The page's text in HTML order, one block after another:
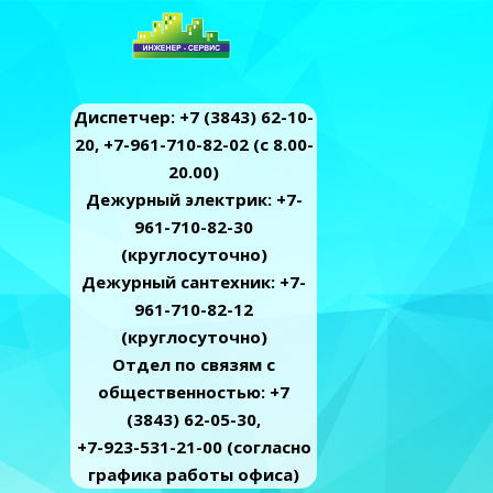
Диспетчер: +7 (3843) 62-10-
20, +7-961-710-82-02 (c 8.00-
20.00)
Дежурный электрик: +7-
961-710-82-30
(круглосуточно)
Дежурный сантехник: +7-
961-710-82-12
(круглосуточно)
Отдел по связям с
общественностью: +7
(3843) 62-05-30,
+7-923-531-21-00 (согласно
графика работы офиса)